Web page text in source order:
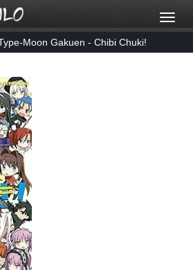
Moon Gakuen - Chibi Chuki!